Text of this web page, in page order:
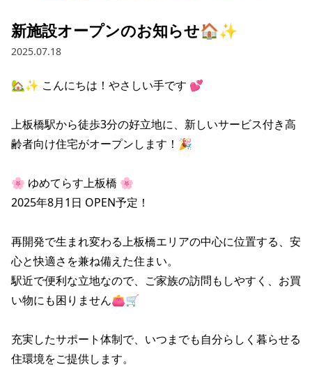
新施設オープンのお知らせ🏠✨
2025.07.18
🏡✨ こんにちは！やさしい手です 💕
上板橋駅から徒歩3分の好立地に、新しいサービス付き高
齢者向け住宅がオープンします！🎉
🌸 ゆめてらす上板橋 🌸
2025年8月1日 OPEN予定！
再開発で生まれ変わる上板橋エリアの中心に位置する、安
心と快適さを兼ね備えた住まい。
駅近で便利な立地なので、ご家族の訪問もしやすく、お買
い物にも困りません👛🛒
充実したサポート体制で、いつまでも自分らしく暮らせる
住環境をご提供します。